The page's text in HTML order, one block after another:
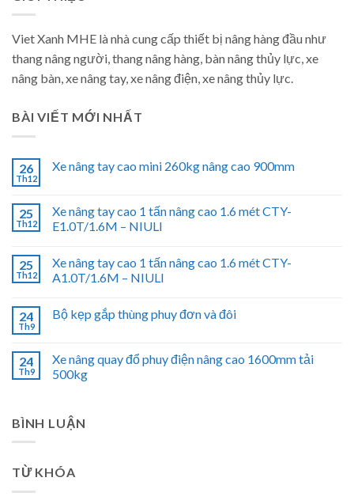
Viet Xanh MHE là nhà cung cấp thiết bị nâng hàng đầu như
thang nâng người, thang nâng hàng, bàn nâng thủy lực, xe
nâng bàn, xe nâng tay, xe nâng điện, xe nâng thủy lực.
BÀI VIẾT MỚI NHẤT
26
Th12
Xe nâng tay cao mini 260kg nâng cao 900mm
25
Th12
Xe nâng tay cao 1 tấn nâng cao 1.6 mét CTY-
E1.0T/1.6M – NIULI
25
Th12
Xe nâng tay cao 1 tấn nâng cao 1.6 mét CTY-
A1.0T/1.6M – NIULI
24
Th9
Bộ kẹp gắp thùng phuy đơn và đôi
24
Th9
Xe nâng quay đổ phuy điện nâng cao 1600mm tải
500kg
BÌNH LUẬN
TỪ KHÓA